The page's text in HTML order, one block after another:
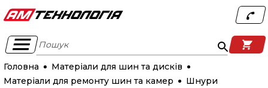
Пошук
Головна
Матеріали для шин та дисків
Матеріали для ремонту шин та камер
Шнури